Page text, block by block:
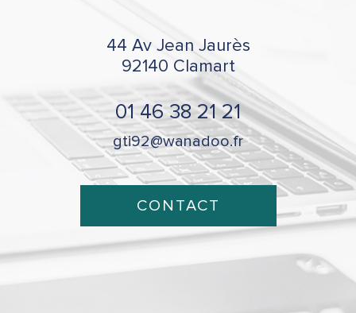
44 Av Jean Jaurès
92140 Clamart
01 46 38 21 21
gti92@wanadoo.fr
CONTACT